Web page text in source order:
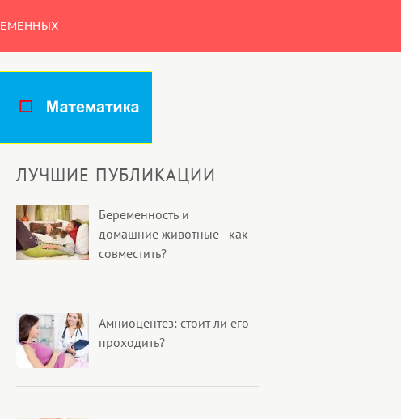
ЛУЧШИЕ ПУБЛИКАЦИИ
Беременность и
домашние животные - как
совместить?
Амниоцентез: стоит ли его
проходить?